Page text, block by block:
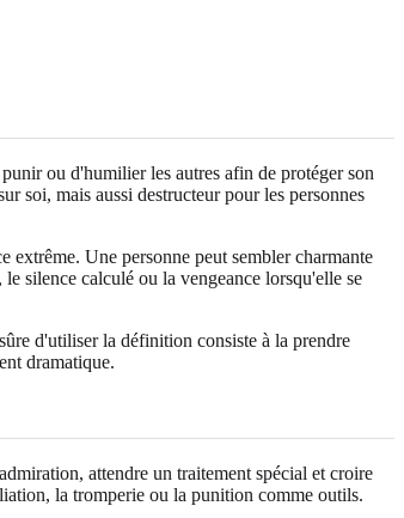
ou d'humilier les autres afin de protéger son
soi, mais aussi destructeur pour les personnes
extrême. Une personne peut sembler charmante
silence calculé ou la vengeance lorsqu'elle se
d'utiliser la définition consiste à la prendre
dramatique.
attendre un traitement spécial et croire
la tromperie ou la punition comme outils.